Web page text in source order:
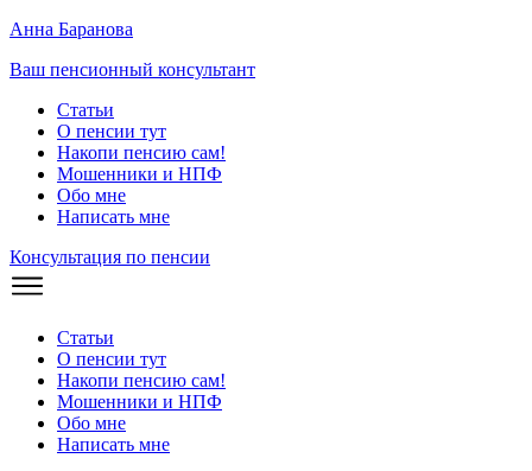
Анна Баранова
Ваш пенсионный консультант
Статьи
О пенсии тут
Накопи пенсию сам!
Мошенники и НПФ
Обо мне
Написать мне
Консультация по пенсии
Статьи
О пенсии тут
Накопи пенсию сам!
Мошенники и НПФ
Обо мне
Написать мне